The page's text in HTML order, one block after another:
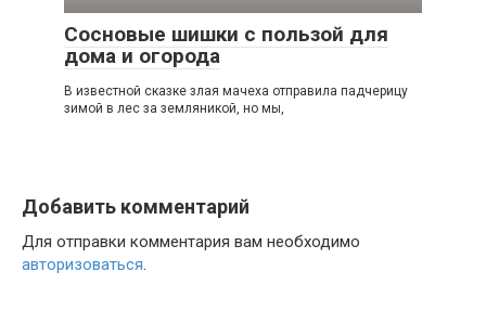
Сосновые шишки с пользой для
дома и огорода
В известной сказке злая мачеха отправила падчерицу
зимой в лес за земляникой, но мы,
Добавить комментарий
Для отправки комментария вам необходимо
авторизоваться.